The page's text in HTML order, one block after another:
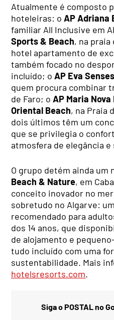
Atualmente é composto
hoteleiras: oAP Adriana
familiar All Inclusive em
Sports & Beach, na praia
hotel apartamento de
também focado no
incluído; oAP Eva Senses
quem procura combinar
de Faro; oAP Maria
Oriental Beach, na Praia
dois últimos têm um
que se privilegia o
atmosfera de elegância
O grupo detém ainda um
Beach & Nature, em
conceito inovador no
sobretudo no Algarve:
recomendado para
dos 14 anos, que
de alojamento e
tudo incluído com uma
sustentabilidade. Mais
hotelsresorts.com.
Siga o POSTAL no